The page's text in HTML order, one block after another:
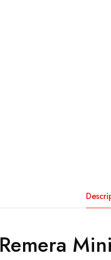
Remera